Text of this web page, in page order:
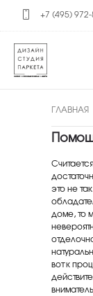
+7 (495)
ГЛАВНАЯ
это не
доме, то
вот к